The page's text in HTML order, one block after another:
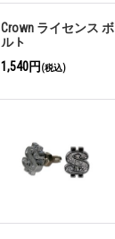
Crown ライセンス ボ
ルト
1,540円 (税込)